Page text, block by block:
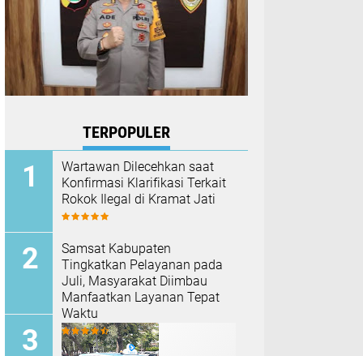
TERPOPULER
Wartawan Dilecehkan saat
Konfirmasi Klarifikasi Terkait
Rokok Ilegal di Kramat Jati
Samsat Kabupaten
Tingkatkan Pelayanan pada
Juli, Masyarakat Diimbau
Manfaatkan Layanan Tepat
Waktu